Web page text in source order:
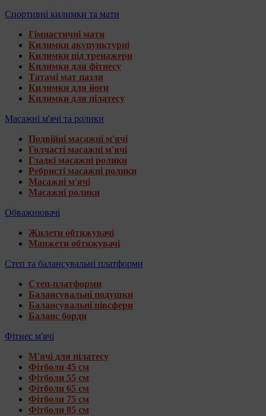
Спортивні килимки та мати
Гімнастичні мати
Килимки акупунктурні
Килимки під тренажери
Килимки для фітнесу
Татамі мат пазли
Килимки для йоги
Килимки для пілатесу
Масажні м'ячі та ролики
Подвійні масажні м'ячі
Голчасті масажні м'ячі
Гладкі масажні ролики
Ребристі масажні ролики
Масажні м'ячі
Масажні ролики
Обважнювачі
Жилети обтяжувачі
Манжети обтяжувачі
Степ та балансувальні платформи
Степ-платформи
Балансувальні подушки
Балансувальні півсфери
Баланс борди
Фітнес м'ячі
М'ячі для пілатесу
Фітболи 45 см
Фітболи 55 см
Фітболи 65 см
Фітболи 75 см
Фітболи 85 см